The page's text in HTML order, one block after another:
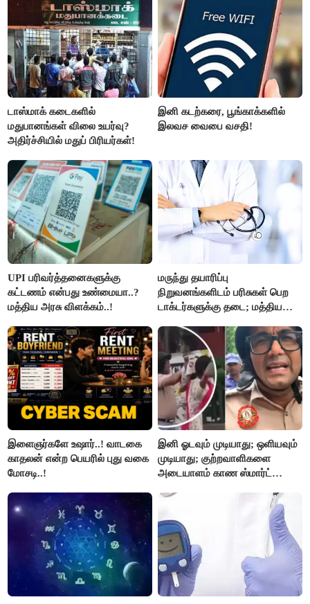
டாஸ்மாக் கடைகளில்
மதுபானங்கள் விலை உயர்வு?
அதிர்ச்சியில் மதுப் பிரியர்கள்!
இனி கடற்கரை, பூங்காக்களில்
இலவச வைபை வசதி!
UPI பரிவர்த்தனைகளுக்கு
கட்டணம் என்பது உண்மையா..?
மத்திய அரசு விளக்கம்..!
மருந்து தயாரிப்பு
நிறுவனங்களிடம் பரிசுகள் பெற
டாக்டர்களுக்கு தடை; மத்திய
இளைஞர்களே உஷார்..! வாடகை
காதலன் என்ற பெயரில் புது வகை
மோசடி..!
இனி ஓடவும் முடியாது; ஒளியவும்
முடியாது; குற்றவாளிகளை
அடையாளம் காண ஸ்மார்ட்